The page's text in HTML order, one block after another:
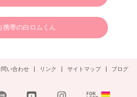
トご予約ありがとうございます。
携帯の白ロムくん
問い合わせ リンク サイトマップ ブログ